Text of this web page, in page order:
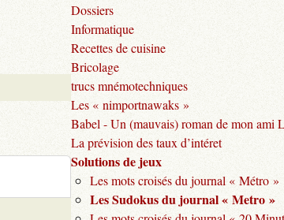
Dossiers
Informatique
Recettes de cuisine
Bricolage
trucs mnémotechniques
Les « nimportnawaks »
Babel - Un (mauvais) roman de mon ami
La prévision des taux d’intéret
Solutions de jeux
Les mots croisés du journal « Métro »
Les Sudokus du journal « Metro »